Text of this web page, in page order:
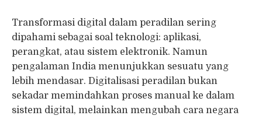
Transformasi digital dalam peradilan sering
dipahami sebagai soal teknologi: aplikasi,
perangkat, atau sistem elektronik. Namun
pengalaman India menunjukkan sesuatu yang
lebih mendasar. Digitalisasi peradilan bukan
sekadar memindahkan proses manual ke dalam
sistem digital, melainkan mengubah cara negara